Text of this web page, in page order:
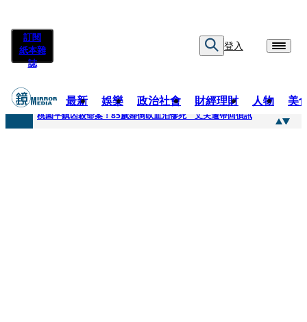
訂閱
紙本雜
誌
登入
最新 娛樂 政治社會 財經理財 人物 美
快訊
桃園平鎮凶殺命案！85歲婦倒臥血泊慘死 丈夫遭帶回偵訊